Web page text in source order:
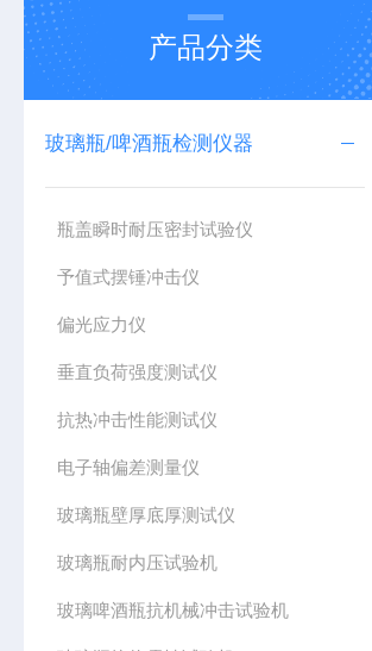
产品分类
玻璃瓶/啤酒瓶检测仪器
瓶盖瞬时耐压密封试验仪
予值式摆锤冲击仪
偏光应力仪
垂直负荷强度测试仪
抗热冲击性能测试仪
电子轴偏差测量仪
玻璃瓶壁厚底厚测试仪
玻璃瓶耐内压试验机
玻璃啤酒瓶抗机械冲击试验机